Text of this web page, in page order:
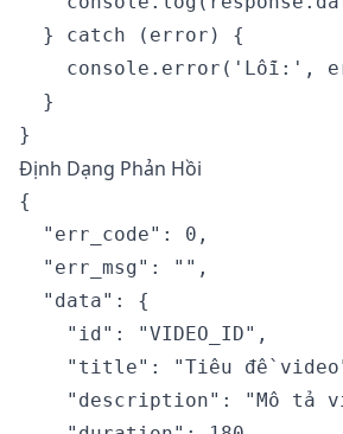
  } catch (error) {
console.error('Lỗi:',
  }
Định Dạng Phản Hồi
{
  "err_code": 0,
  "err_msg": "",
  "data": {
    "id": "VIDEO_ID",
"title": "Tiêu đề
"description": "Mô tả